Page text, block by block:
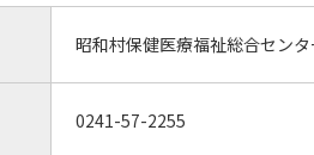
昭和村保健医療福祉総合セン
0241-57-2255